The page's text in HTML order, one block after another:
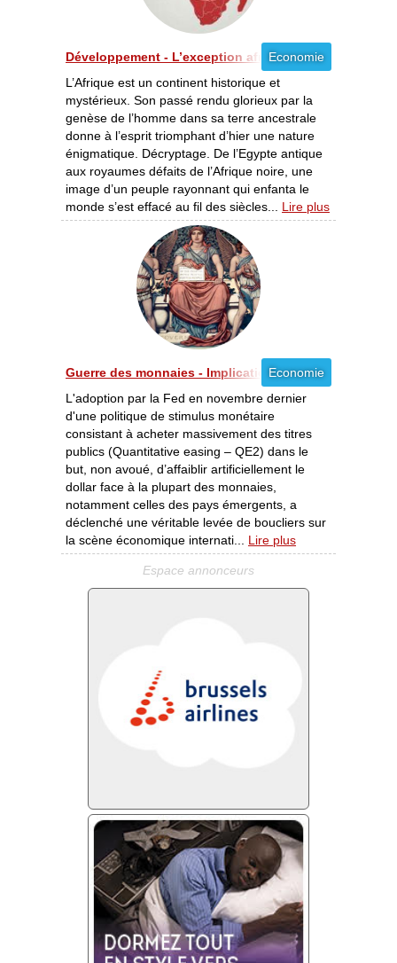
Economie
Développement - L’exception africaine [02/2012]
L’Afrique est un continent historique et
mystérieux. Son passé rendu glorieux par la
genèse de l’homme dans sa terre ancestrale
donne à l’esprit triomphant d’hier une nature
énigmatique. Décryptage. De l’Egypte antique
aux royaumes défaits de l’Afrique noire, une
image d’un peuple rayonnant qui enfanta le
monde s’est effacé au fil des siècles... Lire plus
Economie
Guerre des monnaies - Implications pour le
L'adoption par la Fed en novembre dernier
d'une politique de stimulus monétaire
consistant à acheter massivement des titres
publics (Quantitative easing – QE2) dans le
but, non avoué, d’affaiblir artificiellement le
dollar face à la plupart des monnaies,
notamment celles des pays émergents, a
déclenché une véritable levée de boucliers sur
la scène économique internati... Lire plus
Espace annonceurs